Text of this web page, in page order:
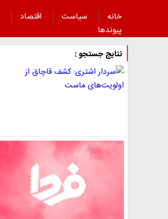
خانه سیاست اقتصاد
پیوند‌ها
نتایج جستجو :